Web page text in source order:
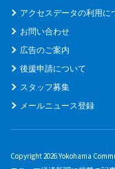
アクセスデータの利用に
お問い合わせ
広告のご案内
後援申請について
スタッフ募集
メールニュース登録
Copyright 2026 Yokohama